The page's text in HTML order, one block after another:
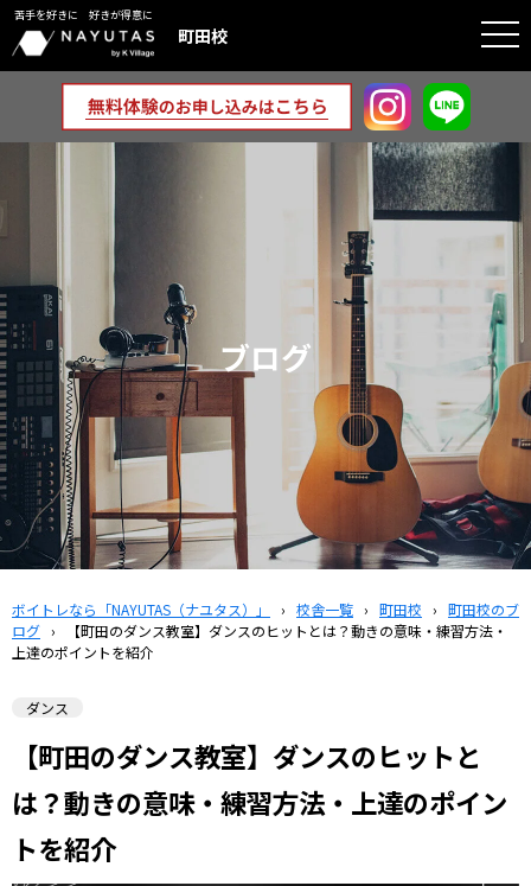
苦手を好きに 好きが得意に
町田校
ブログ
ボイトレなら「NAYUTAS（ナユタス）」 › 校舎一覧 › 町田校 › 町田校のブ
ログ ›
【町田のダンス教室】ダンスのヒットとは？動きの意味・練習方法・
上達のポイントを紹介
ダンス
【町田のダンス教室】ダンスのヒットと
は？動きの意味・練習方法・上達のポイン
トを紹介